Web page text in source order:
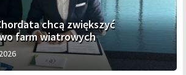
chcą zwiększyć
farm wiatrowych